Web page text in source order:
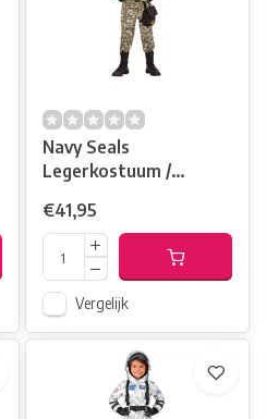
Navy Seals
Legerkostuum /
€41,95
Vergelijk